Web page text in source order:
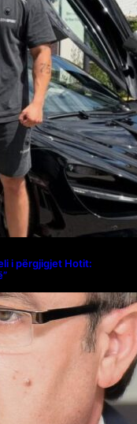
i përgjigjet Hotit: